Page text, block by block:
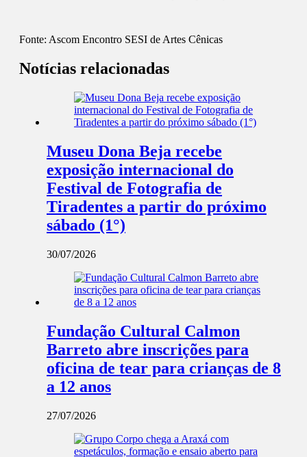
Fonte: Ascom Encontro SESI de Artes Cênicas
Notícias relacionadas
Museu Dona Beja recebe
exposição internacional do
Festival de Fotografia de
Tiradentes a partir do próximo
sábado (1°)
30/07/2026
Fundação Cultural Calmon
Barreto abre inscrições para
oficina de tear para crianças de 8
a 12 anos
27/07/2026